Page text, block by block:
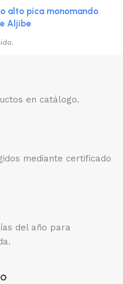
alto pica monomando
Aljibe
en catálogo.
mediante certificado
del año para